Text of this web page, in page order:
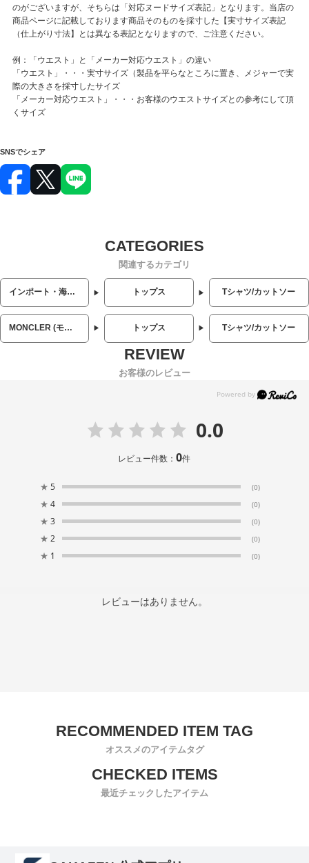
のがございますが、そちらは「対応ヌードサイズ表記」となります。当店の
商品ページに記載しております商品そのものを採寸した【実寸サイズ表記
（仕上がり寸法】とは異なる表記となりますので、ご注意ください。
例：「ウエスト」と「メーカー対応ウエスト」の違い
「ウエスト」・・・実寸サイズ（製品を平らなところに置き、メジャーで実
際の大きさを採寸したサイズ
「メーカー対応ウエスト」・・・お客様のウエストサイズとの参考にして頂
くサイズ
SNSでシェア
関連するカテゴリ
インポート・海外人気ブランド トップス Tシャツ/カットソー
MONCLER (モンクレール) トップス Tシャツ/カットソー
お客様のレビュー
0.0
レビュー件数：0件
★ 5 (0)
★ 4 (0)
★ 3 (0)
★ 2 (0)
★ 1 (0)
レビューはありません。
オススメのアイテムタグ
最近チェックしたアイテム